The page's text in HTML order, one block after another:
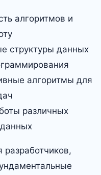
алгоритмов и
структуры данных
алгоритмы для
различных
разработчиков,